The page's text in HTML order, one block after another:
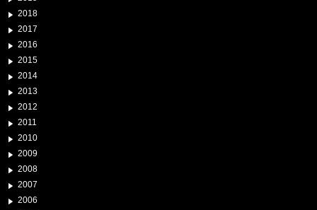
2018
2017
2016
2015
2014
2013
2012
2011
2010
2009
2008
2007
2006